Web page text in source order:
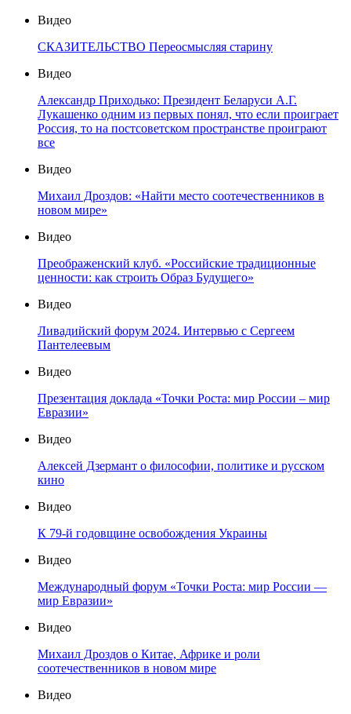
Видео
СКАЗИТЕЛЬСТВО Переосмысляя старину
Видео
Александр Приходько: Президент Беларуси А.Г.
Лукашенко одним из первых понял, что если проиграет
Россия, то на постсоветском пространстве проиграют
все
Видео
Михаил Дроздов: «Найти место соотечественников в
новом мире»
Видео
Преображенский клуб. «Российские традиционные
ценности: как строить Образ Будущего»
Видео
Ливадийский форум 2024. Интервью с Сергеем
Пантелеевым
Видео
Презентация доклада «Точки Роста: мир России – мир
Евразии»
Видео
Алексей Дзермант о философии, политике и русском
кино
Видео
К 79-й годовщине освобождения Украины
Видео
Международный форум «Точки Роста: мир России —
мир Евразии»
Видео
Михаил Дроздов о Китае, Африке и роли
соотечественников в новом мире
Видео